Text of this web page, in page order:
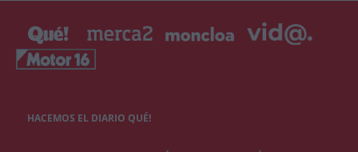
HACEMOS EL DIARIO QUÉ!